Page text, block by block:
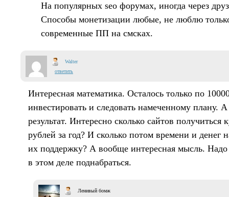
На популярных seo форумах, иногда через
Способы монетизации любые, не люблю
современные ПП на смсках.
Walter
ответить
Интересная математика. Осталось только по
инвестировать и следовать намеченному плану. А
результат. Интересно сколько сайтов получиться
рублей за год? И сколько потом времени и денег
их поддержку? А вообще интересная мысль.
в этом деле поднабраться.
Ленивый бомж